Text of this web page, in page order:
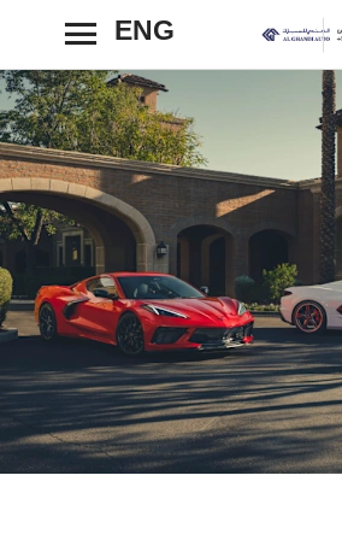
ENG